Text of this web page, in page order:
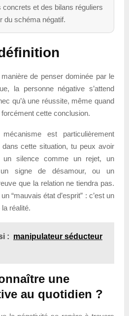
concrets et des bilans réguliers
du schéma négatif.
de penser dominée par le
la personne négative s’attend
qu’à une réussite, même quand
cette conclusion.
est particulièrement
cette situation, tu peux avoir
un silence comme un rejet, un
un signe de désamour, ou un
que la relation ne tiendra pas.
“mauvais état d’esprit” : c’est un
réalité.
: manipulateur séducteur
une
au quotidien ?